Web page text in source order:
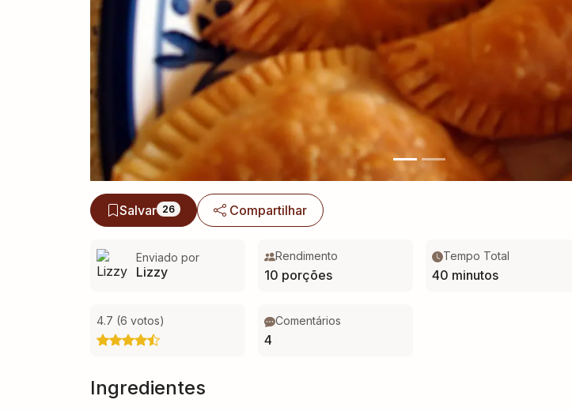
Salvar 26 Compartilhar
Enviado por
Lizzy
Rendimento
10 porções
Tempo Total
40 minutos
4.7 (6 votos) Comentários
4
Ingredientes